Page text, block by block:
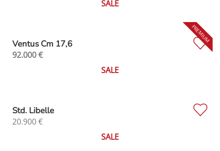
SALE
Ventus Cm 17,6
92.000€
SALE
Std. Libelle
20.900€
SALE